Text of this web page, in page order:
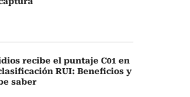
recibe el puntaje C01 en
RUI: Beneficios y
saber